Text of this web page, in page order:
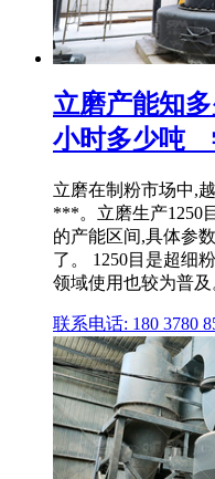
立磨产能知
小时多少吨 _
立磨在制粉市场中,
***。立磨生产1250
的产能区间,具体参
了。 1250目是超细
领域使用也较为普及
联系电话: 180 3780